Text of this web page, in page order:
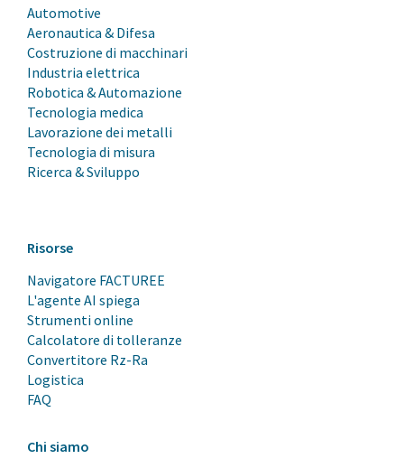
Automotive
Aeronautica & Difesa
Costruzione di macchinari
Industria elettrica
Robotica & Automazione
Tecnologia medica
Lavorazione dei metalli
Tecnologia di misura
Ricerca & Sviluppo
Risorse
Navigatore FACTUREE
L'agente AI spiega
Strumenti online
Calcolatore di tolleranze
Convertitore Rz-Ra
Logistica
FAQ
Chi siamo